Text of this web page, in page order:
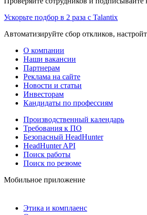
Ускорьте подбор в 2 раза с Talantix
Автоматизируйте сбор откликов,
О компании
Наши вакансии
Партнерам
Реклама на сайте
Новости и статьи
Инвесторам
Кандидаты по профессиям
Производственный календарь
Требования к ПО
Безопасный HeadHunter
HeadHunter API
Поиск работы
Поиск по резюме
Мобильное приложение
Этика и комплаенс